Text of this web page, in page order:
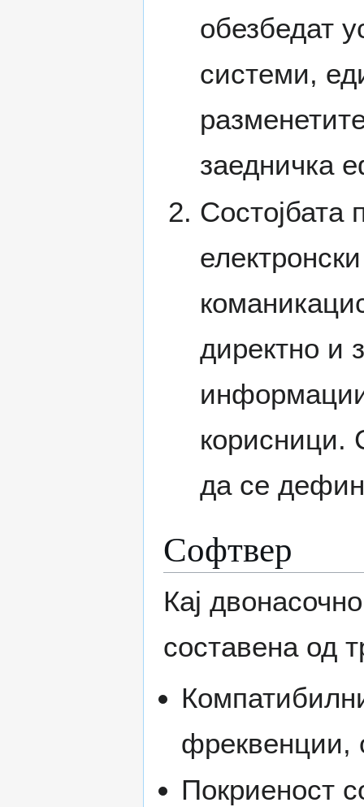
обезбедат
системи,
заедничка
Состојбата
директно и
корисници.
да се
Софтвер
Кај
составена од
фреквенции,
Покриеност